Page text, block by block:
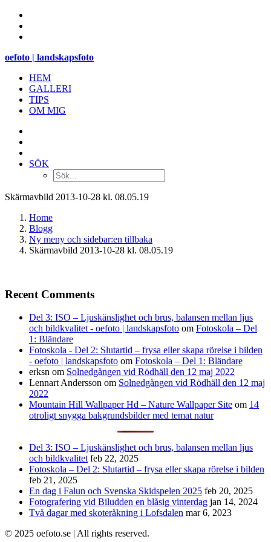
oefoto | landskapsfoto
HEM
GALLERI
TIPS
OM MIG
SÖK
Skärmavbild 2013-10-28 kl. 08.05.19
Home
Blogg
Ny meny och sidebar:en tillbaka
Skärmavbild 2013-10-28 kl. 08.05.19
Recent Comments
Del 3: ISO – Ljuskänslighet och brus, balansen mellan ljus
och bildkvalitet - oefoto | landskapsfoto om Fotoskola – Del
1: Bländare
Fotoskola - Del 2: Slutartid – frysa eller skapa rörelse i bilden
- oefoto | landskapsfoto om Fotoskola – Del 1: Bländare
erksn om Solnedgången vid Rödhäll den 12 maj 2022
Lennart Andersson om Solnedgången vid Rödhäll den 12 maj
2022
Mountain Hill Wallpaper Hd – Nature Wallpaper Site om 14
otroligt snygga bakgrundsbilder med temat natur
Del 3: ISO – Ljuskänslighet och brus, balansen mellan ljus
och bildkvalitet feb 22, 2025
Fotoskola – Del 2: Slutartid – frysa eller skapa rörelse i bilden
feb 21, 2025
En dag i Falun och Svenska Skidspelen 2025 feb 20, 2025
Fotografering vid Biludden en blåsig vinterdag jan 14, 2024
Två dagar med skoteråkning i Lofsdalen mar 6, 2023
© 2025 oefoto.se | All rights reserved.